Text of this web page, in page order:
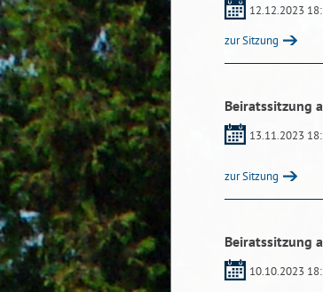
12.12.2023
zur Sitzung
Beiratssitzung
13.11.2023
zur Sitzung
Beiratssitzung
10.10.2023